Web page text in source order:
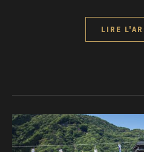
LIRE